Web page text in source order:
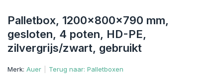
Palletbox, 1200x800x790 mm,
gesloten, 4 poten, HD-PE,
zilvergrijs/zwart, gebruikt
Merk: Auer Terug naar: Palletboxen